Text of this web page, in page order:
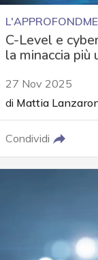
C-Level e
la minaccia più
27 Nov 2025
di Mattia
Condividi